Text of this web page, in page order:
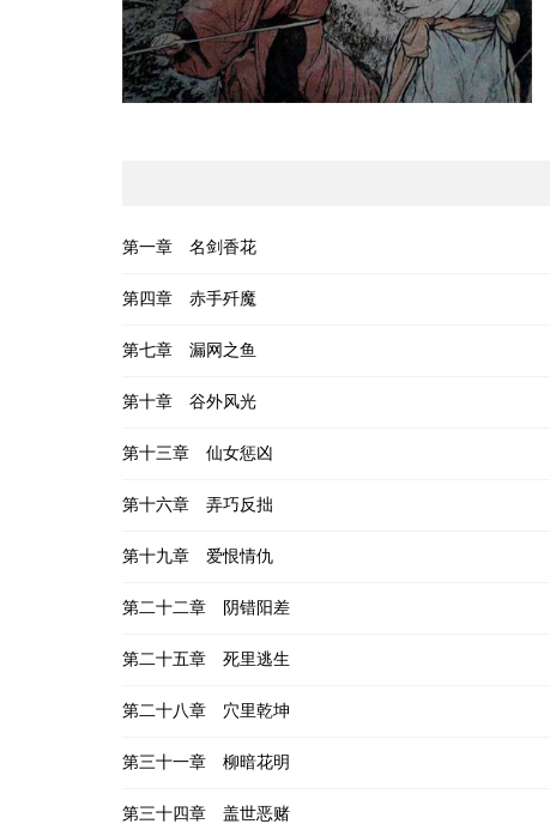
第一章 名剑香花
第四章 赤手歼魔
第七章 漏网之鱼
第十章 谷外风光
第十三章 仙女惩凶
第十六章 弄巧反拙
第十九章 爱恨情仇
第二十二章 阴错阳差
第二十五章 死里逃生
第二十八章 穴里乾坤
第三十一章 柳暗花明
第三十四章 盖世恶赌